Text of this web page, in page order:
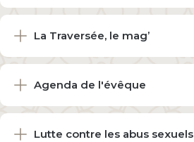
La Traversée, le mag’
Agenda de l'évêque
Lutte contre les abus sexuels